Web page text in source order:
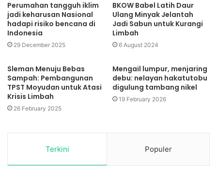
Perumahan tangguh iklim
jadi keharusan Nasional
hadapi risiko bencana di
Indonesia
29 December 2025
BKOW Babel Latih Daur
Ulang Minyak Jelantah
Jadi Sabun untuk Kurangi
Limbah
6 August 2024
Sleman Menuju Bebas
Sampah: Pembangunan
TPST Moyudan untuk Atasi
Krisis Limbah
26 February 2025
Mengail lumpur, menjaring
debu: nelayan hakatutobu
digulung tambang nikel
19 February 2026
Terkini Populer